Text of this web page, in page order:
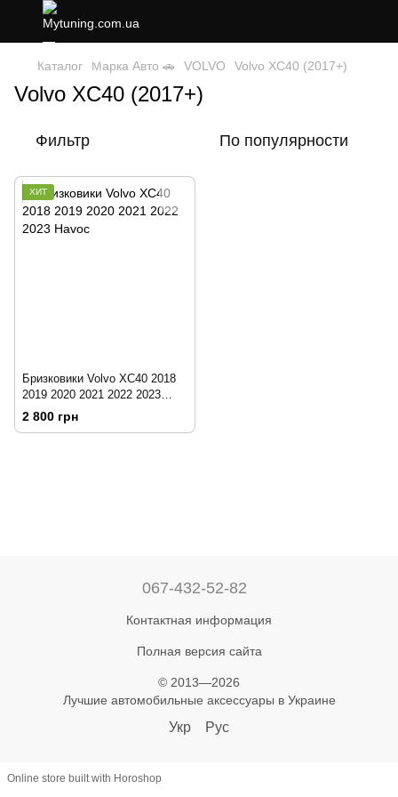
Каталог Марка Авто 🚗 VOLVO Volvo XC40 (2017+)
Volvo XC40 (2017+)
Фильтр По популярности
ХИТ
Бризковики Volvo XC40 2018
2019 2020 2021 2022 2023
Havoc
2 800 грн
067-432-52-82
Контактная информация
Полная версия сайта
© 2013—2026
Лучшие автомобильные аксессуары в Украине
Укр Рус
Online store built with Horoshop